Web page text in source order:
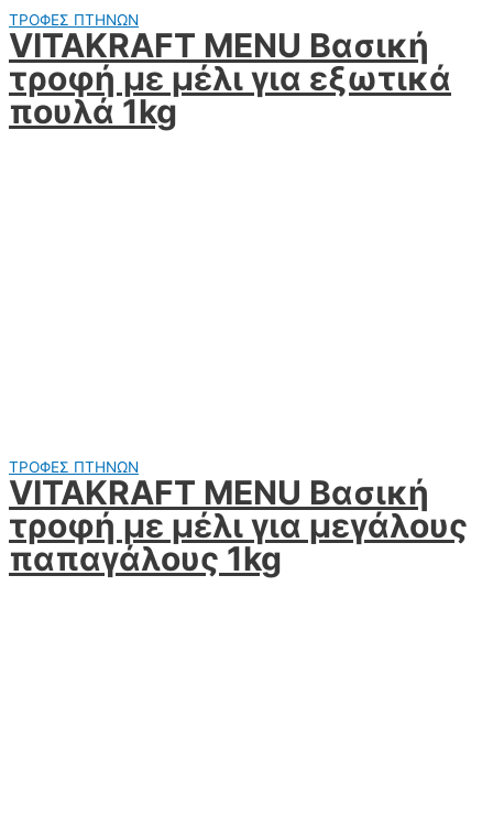
ΤΡΟΦΕΣ ΠΤΗΝΩΝ
VITAKRAFT MENU Βασική
τροφή με μέλι για εξωτικά
πουλά 1kg
ΤΡΟΦΕΣ ΠΤΗΝΩΝ
VITAKRAFT MENU Βασική
τροφή με μέλι για μεγάλους
παπαγάλους 1kg